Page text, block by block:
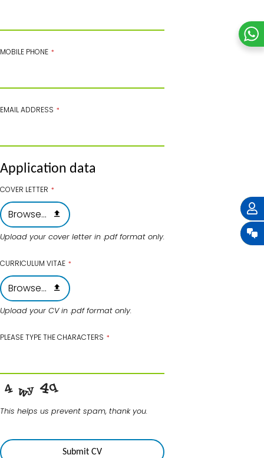
MOBILE PHONE *
EMAIL ADDRESS *
Application data
COVER LETTER *
Browse...
Upload your cover letter in .pdf format only.
CURRICULUM VITAE *
Browse...
Upload your CV in .pdf format only.
PLEASE TYPE THE CHARACTERS *
This helps us prevent spam, thank you.
URL
Submit CV